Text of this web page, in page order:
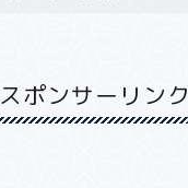
スポンサーリンク